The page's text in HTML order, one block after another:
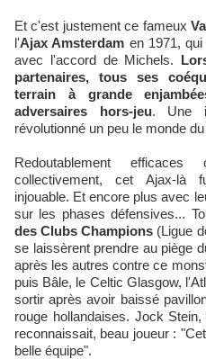
Et c'est justement ce fameux
l'Ajax Amsterdam en 1971,
avec l'accord de Michels.
partenaires, tous ses
terrain à grande
adversaires hors-jeu. Une
révolutionné un peu le monde
Redoutablement
collectivement, cet Ajax-là
injouable. Et encore plus avec
sur les phases défensives...
des Clubs Champions (Ligue
se laissèrent prendre au piège
après les autres contre ce
puis Bâle, le Celtic Glasgow,
sortir après avoir baissé
rouge hollandaises. Jock
reconnaissait, beau joueur :
belle équipe".